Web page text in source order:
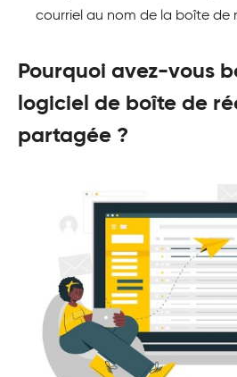
courriel au nom de la boîte de
Pourquoi avez-vous
logiciel de boîte de
partagée ?